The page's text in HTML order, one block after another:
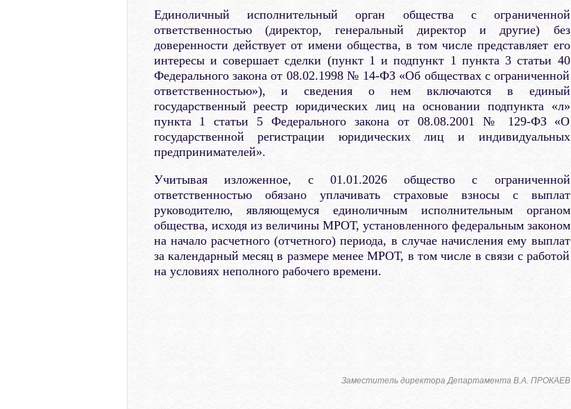
Единоличный исполнительный орган общества с ограниченной
ответственностью (директор, генеральный директор и другие) без
доверенности действует от имени общества, в том числе представляет его
интересы и совершает сделки (пункт 1 и подпункт 1 пункта 3 статьи 40
Федерального закона от 08.02.1998 № 14-ФЗ «Об обществах с ограниченной
ответственностью»), и сведения о нем включаются в единый
государственный реестр юридических лиц на основании подпункта «л»
пункта 1 статьи 5 Федерального закона от 08.08.2001 № 129-ФЗ «О
государственной регистрации юридических лиц и индивидуальных
предпринимателей».
Учитывая изложенное, с 01.01.2026 общество с ограниченной
ответственностью обязано уплачивать страховые взносы с выплат
руководителю, являющемуся единоличным исполнительным органом
общества, исходя из величины МРОТ, установленного федеральным законом
на начало расчетного (отчетного) периода, в случае начисления ему выплат
за календарный месяц в размере менее МРОТ, в том числе в связи с работой
на условиях неполного рабочего времени.
Заместитель директора Департамента В.А. ПРОКАЕВ